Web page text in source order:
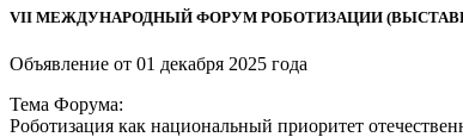
VII МЕЖДУНАРОДНЫЙ ФОРУМ РОБОТИЗАЦИИ
Объявление от 01 декабря 2025 года
Тема Форума:
Роботизация как национальный приоритет